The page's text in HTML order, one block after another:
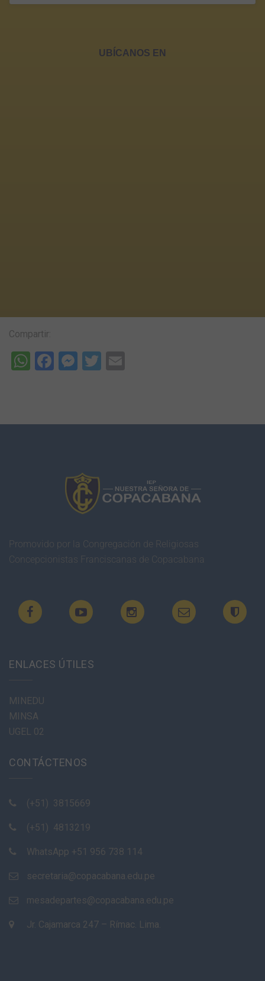
UBÍCANOS EN
Compartir:
WhatsApp
Facebook
Messenger
Twitter
Promovido por la Congregación de Religiosas
Concepcionistas Franciscanas de Copacabana
ENLACES ÚTILES
MINEDU
MINSA
UGEL 02
CONTÁCTENOS
(+51) 3815669
(+51) 4813219
WhatsApp +51 956 738 114
secretaria@copacabana.edu.pe
mesadepartes@copacabana.edu.pe
Jr. Cajamarca 247 – Rímac. Lima.